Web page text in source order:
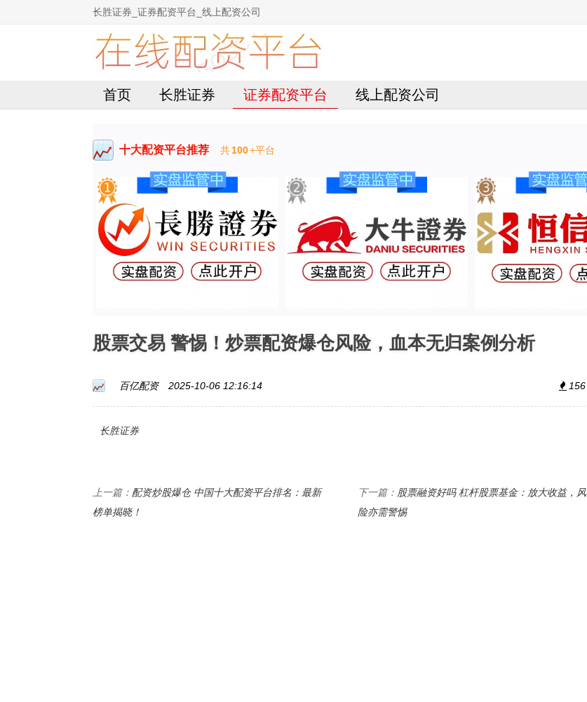
长胜证券_证券配资平台_线上配资公司
首页 长胜证券 证券配资平台 线上配资公司
十大配资平台推荐 共100+平台
股票交易 警惕！炒票配资爆仓风险，血本无归案例分析
百亿配资 2025-10-06 12:16:14 156
长胜证券
上一篇： 配资炒股爆仓 中国十大配资平台排名：最新
榜单揭晓！
下一篇： 股票融资好吗 杠杆股票基金：放大收益，风
险亦需警惕